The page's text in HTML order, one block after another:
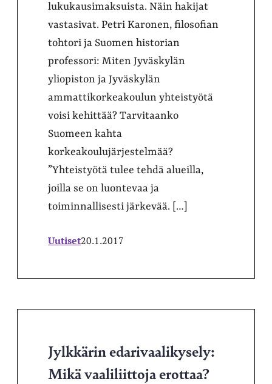
lukukausimaksuista. Näin hakijat
vastasivat. Petri Karonen, filosofian
tohtori ja Suomen historian
professori: Miten Jyväskylän
yliopiston ja Jyväskylän
ammattikorkeakoulun yhteistyötä
voisi kehittää? Tarvitaanko
Suomeen kahta
korkeakoulujärjestelmää?
”Yhteistyötä tulee tehdä alueilla,
joilla se on luontevaa ja
toiminnallisesti järkevää. […]
Uutiset20.1.2017
Jylkkärin edarivaalikysely:
Mikä vaaliliittoja erottaa?